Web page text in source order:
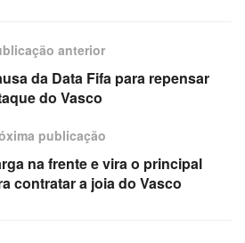
anterior
da Data Fifa para repensar
do Vasco
publicação
na frente e vira o principal
contratar a joia do Vasco